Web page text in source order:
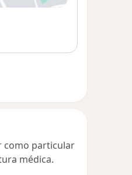
como particular
médica.